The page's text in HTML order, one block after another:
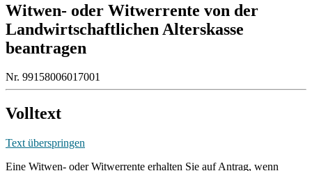
Witwen- oder Witwerrente von der
Landwirtschaftlichen Alterskasse
beantragen
Nr. 99158006017001
Volltext
Text überspringen
Eine Witwen- oder Witwerrente erhalten Sie auf Antrag, wenn